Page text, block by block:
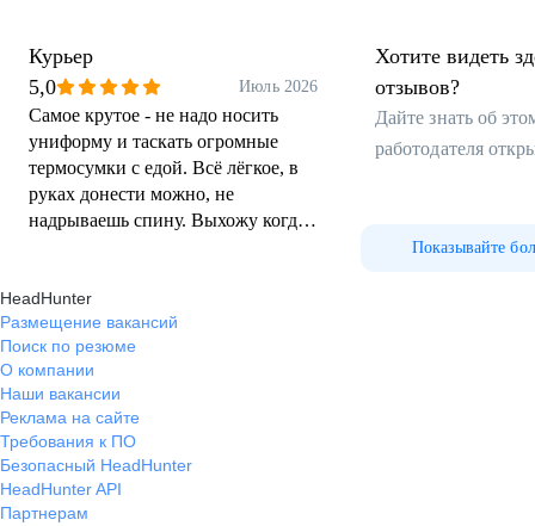
Курьер
5,0
Июль 2026
Самое крутое - не надо носить
униформу и таскать огромные
термосумки с едой. Всё лёгкое, в
руках донести можно, не
надрываешь спину. Выхожу когда
задержек. Хорошая компания для
подработки.
Хотите видеть
отзывов?
Дайте знать об
работодателя
Показывайте
HeadHunter
Размещение вакансий
Поиск по резюме
О компании
Наши вакансии
Реклама на сайте
Требования к ПО
Безопасный HeadHunter
HeadHunter API
Партнерам